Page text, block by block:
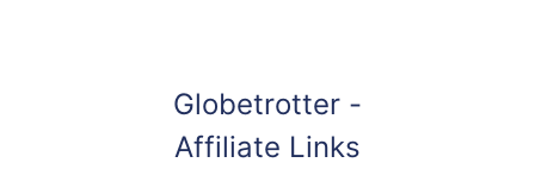
Globetrotter -
Affiliate Links